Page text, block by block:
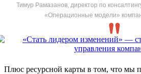
Тимур Рамазанов, директор по
«Операционные модели»
Плюс ресурсной карты в том, что мы